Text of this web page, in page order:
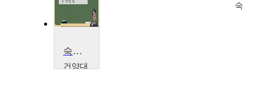
숙
숙박산업론
건양대